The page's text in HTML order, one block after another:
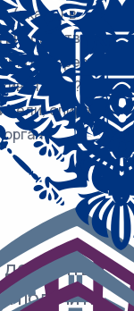
(ткань) в
Ответ
через
опираясь
в
получить